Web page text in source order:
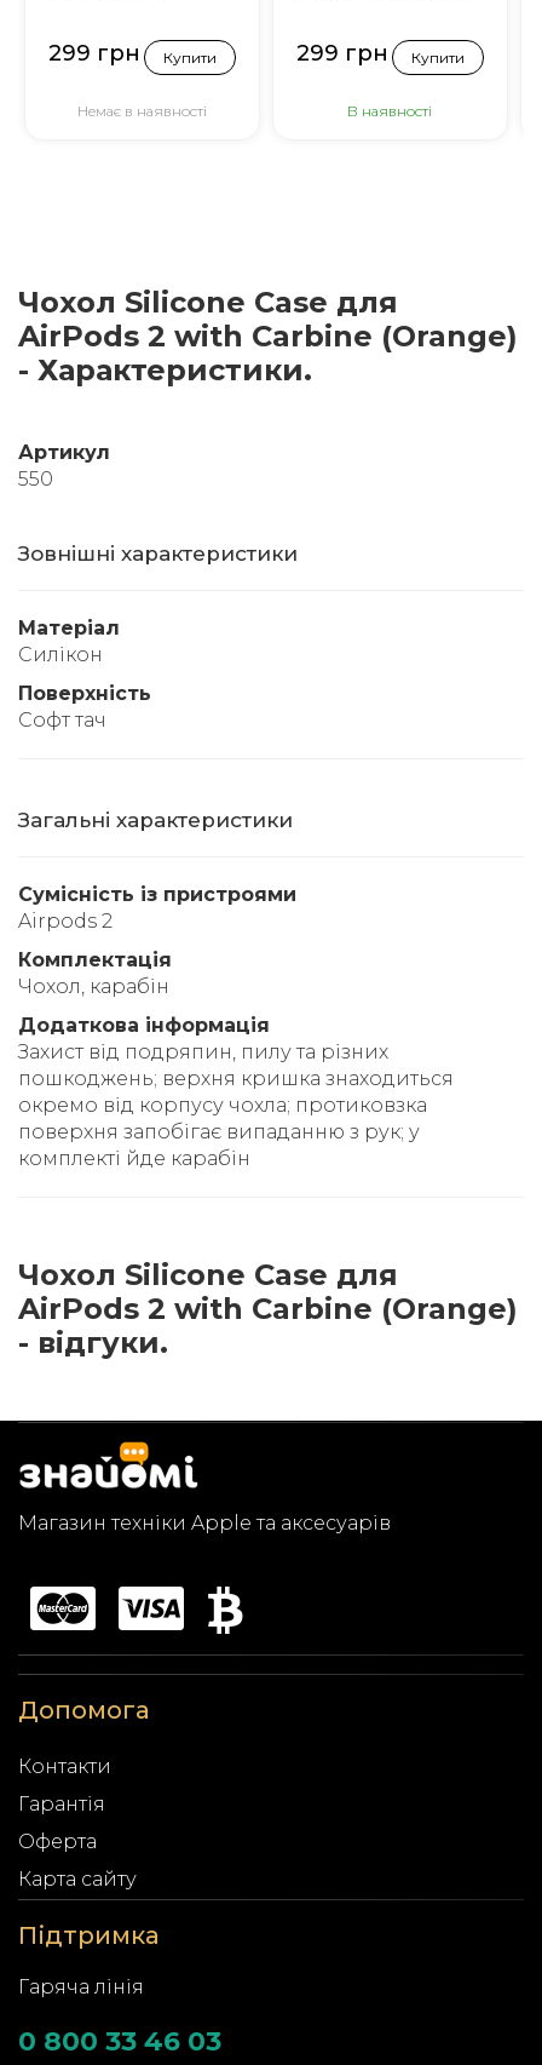
299 грн Купити
Немає в наявності
299 грн Купити
В наявності
Чохол Silicone Case для
AirPods 2 with Carbine (Orange)
- Характеристики.
Артикул
550
Зовнішні характеристики
Матеріал
Силікон
Поверхність
Софт тач
Загальні характеристики
Сумісність із пристроями
Airpods 2
Комплектація
Чохол, карабін
Додаткова інформація
Захист від подряпин, пилу та різних
пошкоджень; верхня кришка знаходиться
окремо від корпусу чохла; протиковзка
поверхня запобігає випаданню з рук; у
комплекті йде карабін
Чохол Silicone Case для
AirPods 2 with Carbine (Orange)
- відгуки.
Магазин техніки Apple та аксесуарів
Допомога
Контакти
Гарантія
Оферта
Карта сайту
Підтримка
Гаряча лінія
0 800 33 46 03